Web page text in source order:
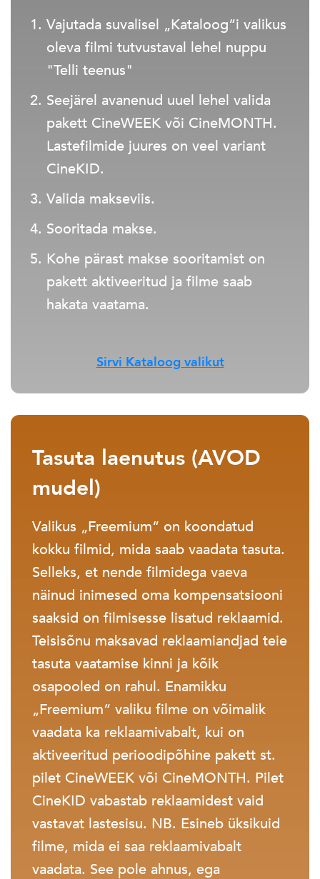
Vajutada suvalisel „Kataloog“i valikus
oleva filmi tutvustaval lehel nuppu
"Telli teenus"
Seejärel avanenud uuel lehel valida
pakett CineWEEK või CineMONTH.
Lastefilmide juures on veel variant
CineKID.
Valida makseviis.
Sooritada makse.
Kohe pärast makse sooritamist on
pakett aktiveeritud ja filme saab
hakata vaatama.
Sirvi Kataloog valikut
Tasuta laenutus (AVOD
mudel)
Valikus „Freemium“ on koondatud
kokku filmid, mida saab vaadata tasuta.
Selleks, et nende filmidega vaeva
näinud inimesed oma kompensatsiooni
saaksid on filmisesse lisatud reklaamid.
Teisisõnu maksavad reklaamiandjad teie
tasuta vaatamise kinni ja kõik
osapooled on rahul. Enamikku
„Freemium“ valiku filme on võimalik
vaadata ka reklaamivabalt, kui on
aktiveeritud perioodipõhine pakett st.
pilet CineWEEK või CineMONTH. Pilet
CineKID vabastab reklaamidest vaid
vastavat lastesisu. NB. Esineb üksikuid
filme, mida ei saa reklaamivabalt
vaadata. See pole ahnus, ega